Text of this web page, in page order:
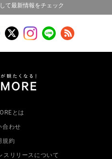
て最新情報をチェック
とは
合わせ
規約
スリリースについて